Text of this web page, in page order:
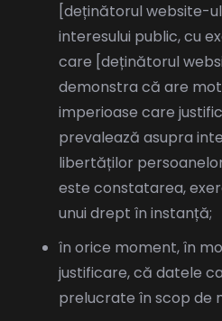
[deținătorul website-
interesului public, cu
care [deținătorul
demonstra că are
imperioase care
prevalează asupra
libertăților
este constatarea,
unui drept în instanță;
în orice moment, în
justificare, că datele
prelucrate în scop de